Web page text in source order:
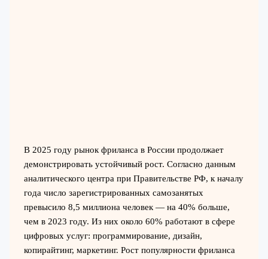
В 2025 году рынок фриланса в России продолжает
демонстрировать устойчивый рост. Согласно данным
аналитического центра при Правительстве РФ, к началу
года число зарегистрированных самозанятых
превысило 8,5 миллиона человек — на 40% больше,
чем в 2023 году. Из них около 60% работают в сфере
цифровых услуг: программирование, дизайн,
копирайтинг, маркетинг. Рост популярности фриланса